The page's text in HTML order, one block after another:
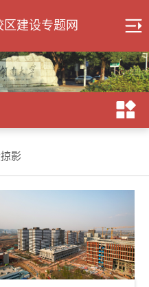
区建设专题网
影